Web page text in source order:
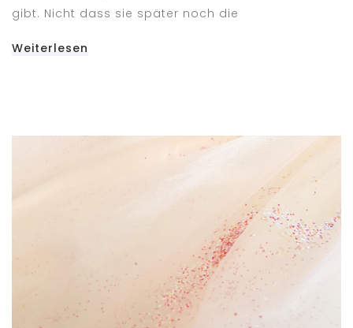
gibt. Nicht dass sie später noch die
Weiterlesen